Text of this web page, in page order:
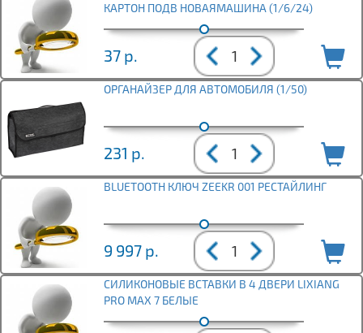
КАРТОН ПОДВ НОВАЯМАШИНА (1/6/24)
37 р.
ОРГАНАЙЗЕР ДЛЯ АВТОМОБИЛЯ (1/50)
231 р.
BLUETOOTH КЛЮЧ ZEEKR 001 РЕСТАЙЛИНГ
9 997 р.
CИЛИКОНОВЫЕ ВСТАВКИ В 4 ДВЕРИ LIXIANG
PRO MAX 7 БЕЛЫЕ